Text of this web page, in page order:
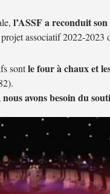
l’ASSF a reconduit
associatif 2022-2023
sontle four à chaux et
avons besoin du